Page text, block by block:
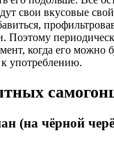
свои вкусовые
Поэтому
когда его можно
употреблению.
(на чёрной